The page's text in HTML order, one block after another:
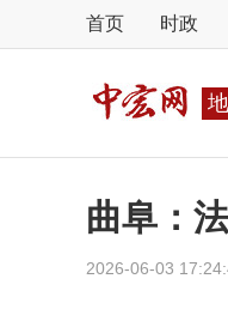
首页 时政
曲阜：
2026-06-03